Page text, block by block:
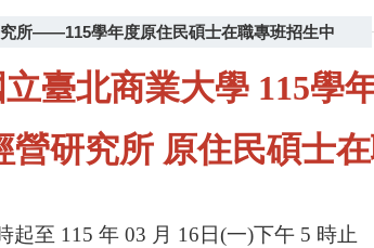
究所——115學年度原住民碩士在職專班招生中
立臺北商業大學 115學
營研究所 原住民碩士
起至 115 年 03 月 16日(一)下午 5 時止